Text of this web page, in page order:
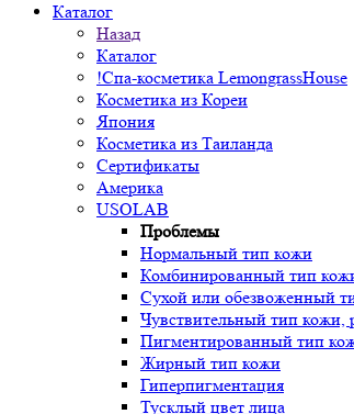
Каталог
Назад
Каталог
!Спа-косметика LemongrassHouse
Косметика из Кореи
Япония
Косметика из Таиланда
Сертификаты
Америка
USOLAB
Проблемы
Нормальный тип кожи
Комбинированный тип
Сухой или обезвоженный
Чувствительный тип кожи,
Пигментированный тип
Жирный тип кожи
Гиперпигментация
Тусклый цвет лица